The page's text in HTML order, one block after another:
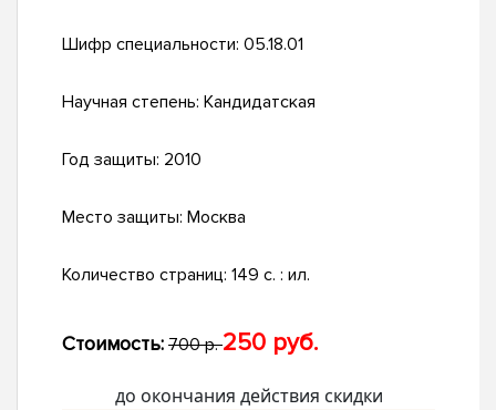
Шифр специальности: 05.18.01
Научная степень: Кандидатская
Год защиты: 2010
Место защиты: Москва
Количество страниц: 149 с. : ил.
Стоимость: 700 р.250 руб.
до окончания действия скидки